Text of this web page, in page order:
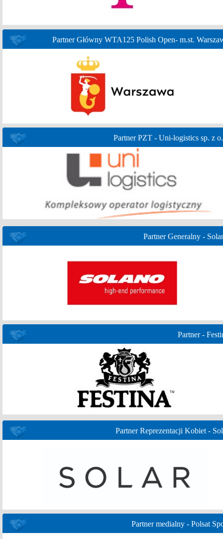
Partner Główny WTA125 Polish Open- m.st.
Partner PZT - Uni-logistics sp. z
Partner Generalny -
Partner -
Partner Reprezentacji Kobiet -
Partner medialny - Polsat